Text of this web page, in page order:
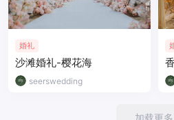
婚礼
沙滩婚礼-樱花海
seerswedding
加载更多